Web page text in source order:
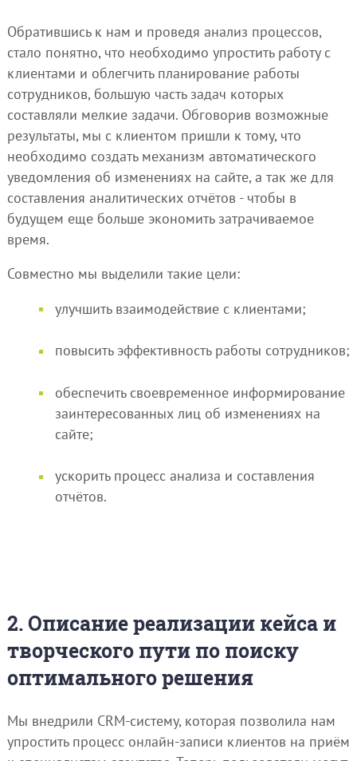
Обратившись к нам и проведя анализ процессов,
стало понятно, что необходимо упростить работу с
клиентами и облегчить планирование работы
сотрудников, большую часть задач которых
составляли мелкие задачи. Обговорив возможные
результаты, мы с клиентом пришли к тому, что
необходимо создать механизм автоматического
уведомления об изменениях на сайте, а так же для
составления аналитических отчётов - чтобы в
будущем еще больше экономить затрачиваемое
время.
Совместно мы выделили такие цели:
улучшить взаимодействие с клиентами;
повысить эффективность работы сотрудников;
обеспечить своевременное информирование
заинтересованных лиц об изменениях на
сайте;
ускорить процесс анализа и составления
отчётов.
2. Описание реализации кейса и
творческого пути по поиску
оптимального решения
Мы внедрили CRM-систему, которая позволила нам
упростить процесс онлайн-записи клиентов на приём